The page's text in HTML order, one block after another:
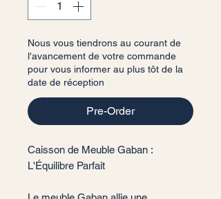
Nous vous tiendrons au courant de
l'avancement de votre commande
pour vous informer au plus tôt de la
date de réception
Pre-Order
Caisson de Meuble Gaban :
L'Équilibre Parfait